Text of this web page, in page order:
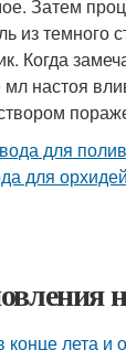
Затем
из темного
Когда
мл настоя
конце лета и